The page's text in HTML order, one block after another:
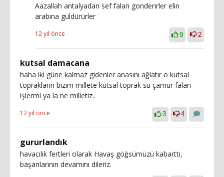
Aazallah antalyadan sef falan gonderırler elin
arabına güldürürler
12 yıl önce 9 2
kutsal damacana
haha iki güne kalmaz gidenler anasını ağlatır o kutsal
toprakların bizim millete kutsal toprak su çamur falan
işlermi ya la ne milletiz..
12 yıl önce 3 4
gururlandık
havacılık fertleri olarak Havaş göğsümüzü kabarttı,
başarılarının devamını dileriz.